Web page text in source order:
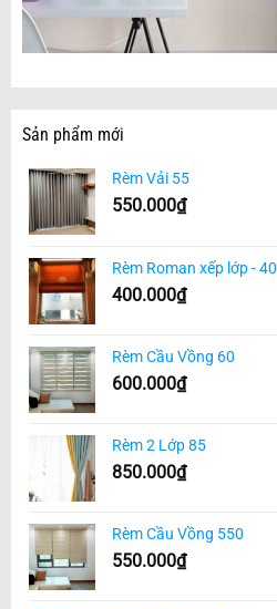
Sản phẩm mới
Rèm Vải 55
550.000₫
Rèm Roman xếp lớp - 40
400.000₫
Rèm Cầu Vồng 60
600.000₫
Rèm 2 Lớp 85
850.000₫
Rèm Cầu Vồng 550
550.000₫